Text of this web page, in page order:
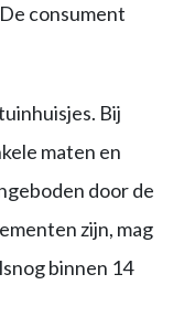
consument
Bij
maten en
door de
zijn, mag
binnen 14